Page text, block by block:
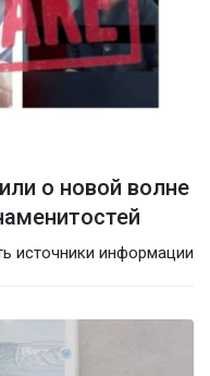
о новой волне
источники информации